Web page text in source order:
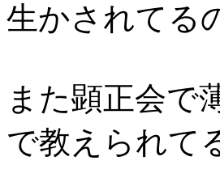
生かされてる
また顕正会で
で教えられて